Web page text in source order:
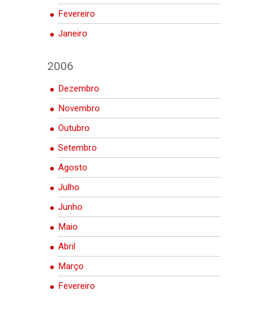
Fevereiro
Janeiro
2006
Dezembro
Novembro
Outubro
Setembro
Agosto
Julho
Junho
Maio
Abril
Março
Fevereiro